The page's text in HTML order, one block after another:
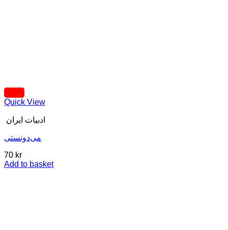
Quick View
ادبیات ایران
می‌دونستی
70 kr
Add to basket